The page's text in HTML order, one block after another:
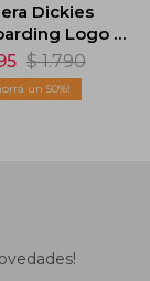
Dickies
Logo -
Negro
$ 1.790
50